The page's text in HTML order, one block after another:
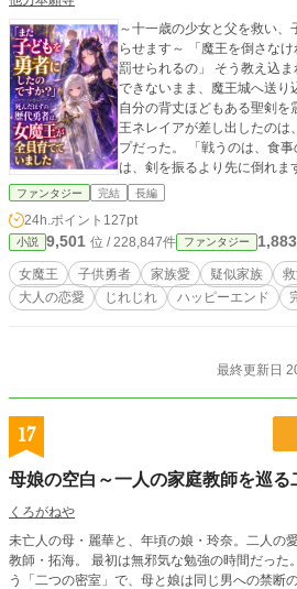
～十一歳の少女と父を救い
らせます～ 「魔王を倒さなければ、お父さんと村のみんなが
罰せられるの」 そう教え込まれ、三日間ろくに食べることも
できないまま、魔王城へ送り
自分の背丈ほどもある聖剣
王ネレイアが差し出したのは
プだった。 「戦うのは、食事の後にしませんか。今のあなた
は、剣を振るより先に倒れます」 さらに城の外では、
の父である元騎士団長クラウ
のは、教会の記録では魔王と
たち。 医師、鍛冶師、商人、記録官――かつて子どものまま
死地へ送られた六人は、魔王
の人生を生きていた。 教会が勇者を子どもから選ぶ理由。 逃
げれば家族や故郷を傷つける「勇者刻印
持つことも、勇者をやめる
して死んだことにされた歴代
しか知らなかった女魔王が、
る勇者制度を終わらせる、救
ジー。 タグ
ファンタジー 完結 長編
24h.ポイント 127pt
小説 9,501 位 / 228,847件 ファンタジー 1,883
女魔王 子供勇者 家族愛 疑似家族
大人の恋愛
じれじれ ハッピーエンド
最終更新日
17
母娘の空白～一人の家庭教師を巡る
くろがねや
未亡人の母・麗華と、年頃の娘・玲奈。二人の
教師・拓海。 最初は無邪気な勉強の時間だった。 しかし、それぞれの部屋とい
う「二つの密室」で、母と娘は同じ男への禁断の情